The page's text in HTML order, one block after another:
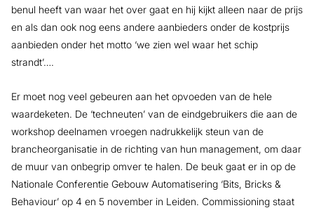
benul heeft van waar het over gaat en hij kijkt alleen naar de prijs
en als dan ook nog eens andere aanbieders onder de kostprijs
aanbieden onder het motto ‘we zien wel waar het schip
strandt’….
Er moet nog veel gebeuren aan het opvoeden van de hele
waardeketen. De ‘techneuten’ van de eindgebruikers die aan de
workshop deelnamen vroegen nadrukkelijk steun van de
brancheorganisatie in de richting van hun management, om daar
de muur van onbegrip omver te halen. De beuk gaat er in op de
Nationale Conferentie Gebouw Automatisering ‘Bits, Bricks &
Behaviour’ op 4 en 5 november in Leiden. Commissioning staat